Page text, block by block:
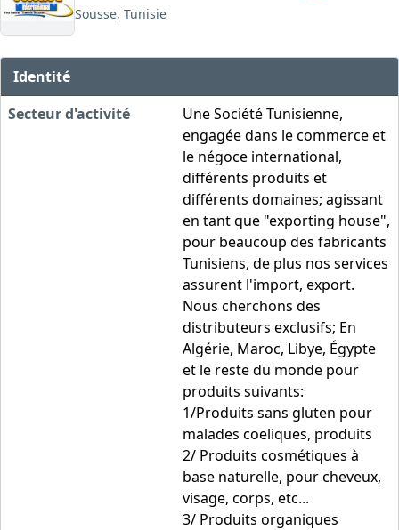
Sousse, Tunisie
Identité
Secteur d'activité
Une Société Tunisienne,
engagée dans le commerce et
le négoce international,
différents produits et
différents domaines; agissant
en tant que "exporting house",
pour beaucoup des fabricants
Tunisiens, de plus nos services
assurent l'import, export.
Nous cherchons des
distributeurs exclusifs; En
Algérie, Maroc, Libye, Égypte
et le reste du monde pour
produits suivants:
1/Produits sans gluten pour
malades coeliques, produits
2/ Produits cosmétiques à
base naturelle, pour cheveux,
visage, corps, etc...
3/ Produits organiques